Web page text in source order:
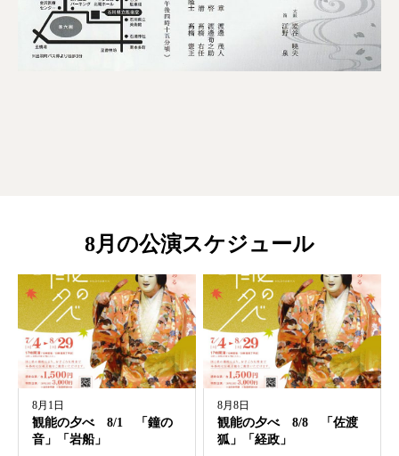
8月の公演スケジュール
8月1日
観能の夕べ 8/1 「鐘の
音」「岩船」
8月8日
観能の夕べ 8/8 「佐渡
狐」「経政」